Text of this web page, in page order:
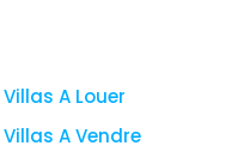
A Louer
A Vendre